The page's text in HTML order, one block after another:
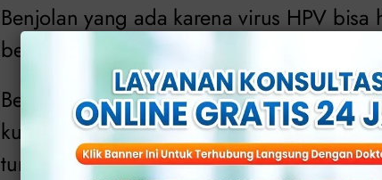
Benjolan yang ada karena virus HPV
berhati-hatilah. Jika tidak diobati, HPV
Berbeda dengan kutil yang muncul akibat
kulit justru tumbuh karena gesekan atau
tumor jinak dan tidak bersifat kanker.